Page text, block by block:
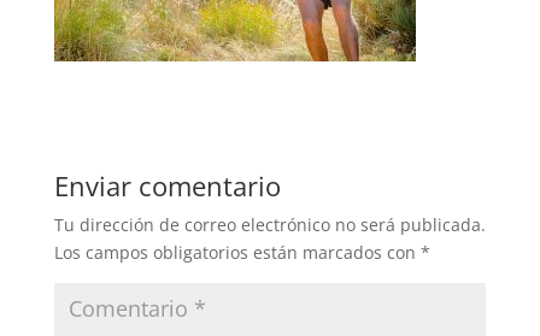
Enviar comentario
Tu dirección de correo electrónico no será publicada.
Los campos obligatorios están marcados con *